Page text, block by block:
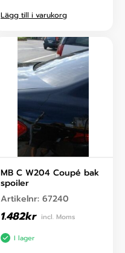
Lägg till i varukorg
MB C W204 Coupé bak
spoiler
Artikelnr: 67240
1.482kr incl. Moms
I lager